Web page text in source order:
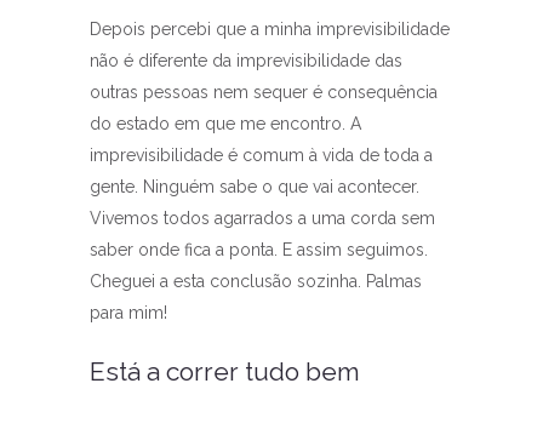
Depois percebi que a minha imprevisibilidade
não é diferente da imprevisibilidade das
outras pessoas nem sequer é consequência
do estado em que me encontro. A
imprevisibilidade é comum à vida de toda a
gente. Ninguém sabe o que vai acontecer.
Vivemos todos agarrados a uma corda sem
saber onde fica a ponta. E assim seguimos.
Cheguei a esta conclusão sozinha. Palmas
para mim!
Está a correr tudo bem